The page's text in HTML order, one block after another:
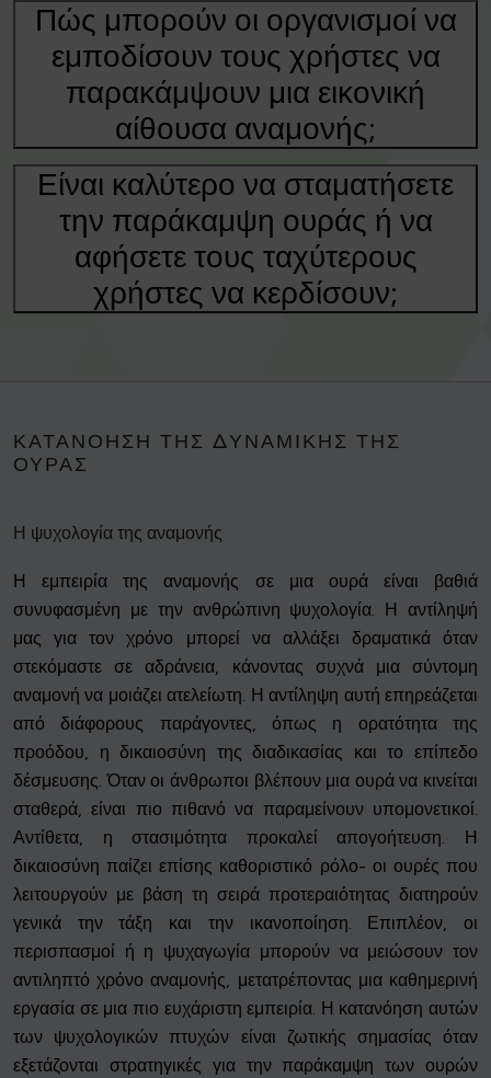
Πώς μπορούν οι οργανισμοί να
εμποδίσουν τους χρήστες να
παρακάμψουν μια εικονική
αίθουσα αναμονής;
Είναι καλύτερο να σταματήσετε
την παράκαμψη ουράς ή να
αφήσετε τους ταχύτερους
χρήστες να κερδίσουν;
ΚΑΤΑΝΌΗΣΗ ΤΗΣ ΔΥΝΑΜΙΚΉΣ ΤΗΣ
ΟΥΡΆΣ
Η ψυχολογία της αναμονής
Η εμπειρία της αναμονής σε μια ουρά είναι βαθιά
συνυφασμένη με την ανθρώπινη ψυχολογία. Η αντίληψή
μας για τον χρόνο μπορεί να αλλάξει δραματικά όταν
στεκόμαστε σε αδράνεια, κάνοντας συχνά μια σύντομη
αναμονή να μοιάζει ατελείωτη. Η αντίληψη αυτή επηρεάζεται
από διάφορους παράγοντες, όπως η ορατότητα της
προόδου, η δικαιοσύνη της διαδικασίας και το επίπεδο
δέσμευσης. Όταν οι άνθρωποι βλέπουν μια ουρά να κινείται
σταθερά, είναι πιο πιθανό να παραμείνουν υπομονετικοί.
Αντίθετα, η στασιμότητα προκαλεί απογοήτευση. Η
δικαιοσύνη παίζει επίσης καθοριστικό ρόλο- οι ουρές που
λειτουργούν με βάση τη σειρά προτεραιότητας διατηρούν
γενικά την τάξη και την ικανοποίηση. Επιπλέον, οι
περισπασμοί ή η ψυχαγωγία μπορούν να μειώσουν τον
αντιληπτό χρόνο αναμονής, μετατρέποντας μια καθημερινή
εργασία σε μια πιο ευχάριστη εμπειρία. Η κατανόηση αυτών
των ψυχολογικών πτυχών είναι ζωτικής σημασίας όταν
εξετάζονται στρατηγικές για την παράκαμψη των ουρών